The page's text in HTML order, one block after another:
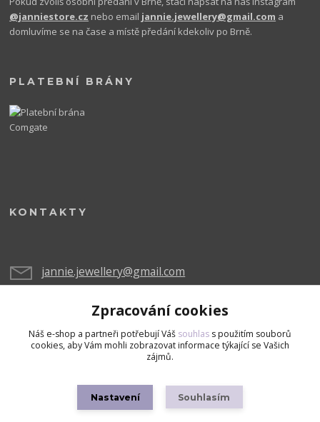
@janniestore.cz nebo email jannie.jewellery@gmail.com a
domluvíme se na čase a místě předání kdekoliv po Brně.
PLATEBNÍ BRÁNY
KONTAKTY
jannie.jewellery@gmail.com
Zpracování cookies
Náš e-shop a partneři potřebují Váš souhlas s použitím souborů
cookies, aby Vám mohli zobrazovat informace týkající se Vašich
zájmů.
Nastavení Souhlasím